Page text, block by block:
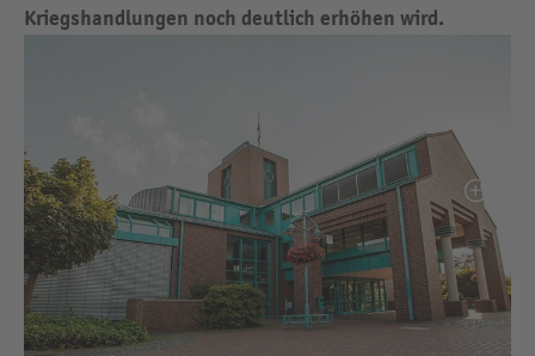
Kriegshandlungen noch deutlich erhöhen wird.